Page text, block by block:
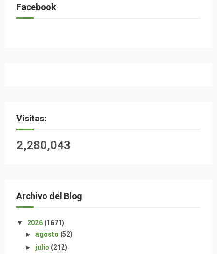
Facebook
Visitas:
2,280,043
Archivo del Blog
▼ 2026 (1671)
► agosto (52)
► julio (212)